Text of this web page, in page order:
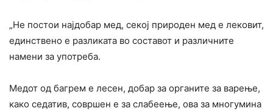
„Не постои најдобар мед, секој природен мед е лековит,
единствено е разликата во составот и различните
намени за употреба.
Медот од багрем е лесен, добар за органите за варење,
како седатив, совршен е за слабеење, ова за многумина